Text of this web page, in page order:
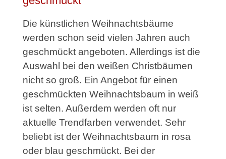
Die künstlichen Weihnachtsbäume
werden schon seid vielen Jahren auch
geschmückt angeboten. Allerdings ist die
Auswahl bei den weißen Christbäumen
nicht so groß. Ein Angebot für einen
geschmückten Weihnachtsbaum in weiß
ist selten. Außerdem werden oft nur
aktuelle Trendfarben verwendet. Sehr
beliebt ist der Weihnachtsbaum in rosa
oder blau geschmückt. Bei der